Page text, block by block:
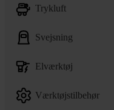
trykluft
svejsning
elværktøj
værktøjstilbehør